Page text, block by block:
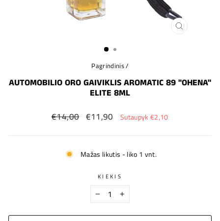
UŽDARYTI
Pagrindinis/
AUTOMOBILIO ORO GAIVIKLIS AROMATIC 89 "OHENA"
ELITE 8ML
Įprastinė
€14,00
Nauja
€11,90 Sutaupyk €2,10
Mažas likutis - liko 1 vnt.
KIEKIS
+